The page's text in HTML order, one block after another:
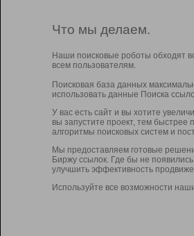
Что мы делаем.
Наши поисковые роботы обходят
всем пользователям.
Поисковая база данных
использовать данные Поиска
У вас есть сайт и вы хотите
вы запустите проект, тем
алгоритмы поисковых систем и
Мы предоставляем готовые
Биржу ссылок. Где бы не
улучшить эффективность
Используйте все возможности